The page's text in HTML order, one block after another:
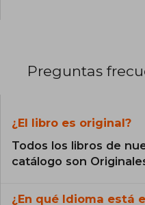
Preguntas
¿El libro es original?
Todos los libros de
catálogo son
¿En qué Idioma está